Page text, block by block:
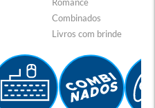
Combinados
Livros com brinde